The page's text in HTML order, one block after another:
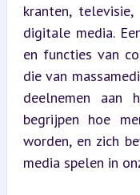
kranten,
digitale media.
en functies van
die van
deelnemen aan
begrijpen hoe
worden, en zich
media spelen in